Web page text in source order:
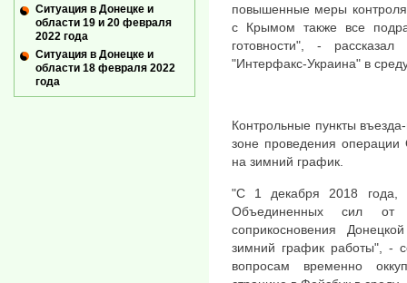
повышенные меры
с Крымом также все
готовности", -
"Интерфакс-Украина" в
Контрольные пункты
зоне проведения
на зимний график.
"С 1 декабря 2018 года,
Объединенных сил
соприкосновения
зимний график работы", -
вопросам временно
Ситуация в Донецке и
области 19 и 20 февраля
2022 года
Ситуация в Донецке и
области 18 февраля 2022
года